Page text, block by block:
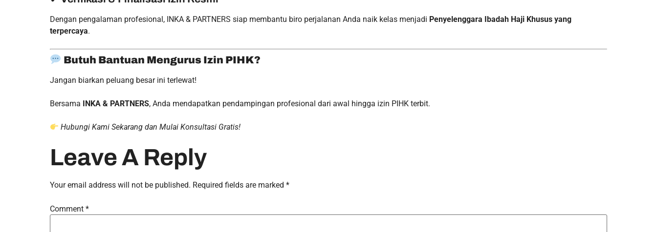
Dengan pengalaman profesional, INKA & PARTNERS siap membantu biro perjalanan Anda naik kelas menjadi Penyelenggara Ibadah Haji Khusus yang
terpercaya.
Butuh Bantuan Mengurus Izin PIHK?
Jangan biarkan peluang besar ini terlewat!
Bersama INKA & PARTNERS, Anda mendapatkan pendampingan profesional dari awal hingga izin PIHK terbit.
Hubungi Kami Sekarang dan Mulai Konsultasi Gratis!
Leave A Reply
Your email address will not be published. Required fields are marked *
Comment *